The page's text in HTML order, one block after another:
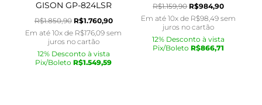
GISON GP-824LSR
R$1.850,90 R$1.760,90
Em até 10x de R$176,09 sem
juros no cartão
12% Desconto à vista
Pix/Boleto R$1.549,59
R$1.159,90 R$984,90
Em até 10x de R$98,49 sem
juros no cartão
12% Desconto à vista
Pix/Boleto R$866,71